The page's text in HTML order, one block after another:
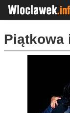
Piątkowa